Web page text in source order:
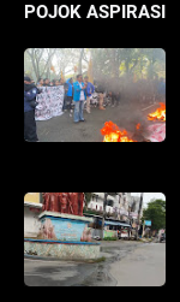
POJOK ASPIRASI